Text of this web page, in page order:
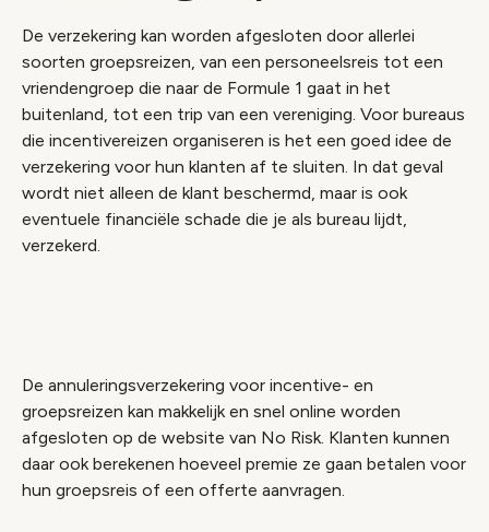
De verzekering kan worden afgesloten door allerlei
soorten groepsreizen, van een personeelsreis tot een
vriendengroep die naar de Formule 1 gaat in het
buitenland, tot een trip van een vereniging. Voor bureaus
die incentivereizen organiseren is het een goed idee de
verzekering voor hun klanten af te sluiten. In dat geval
wordt niet alleen de klant beschermd, maar is ook
eventuele financiële schade die je als bureau lijdt,
verzekerd.
De annuleringsverzekering voor incentive- en
groepsreizen kan makkelijk en snel online worden
afgesloten op de website van No Risk. Klanten kunnen
daar ook berekenen hoeveel premie ze gaan betalen voor
hun groepsreis of een offerte aanvragen.